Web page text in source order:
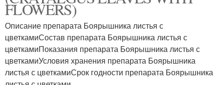
FLOWERS)
Описание препарата Боярышника листья с
цветкамиСостав препарата Боярышника листья с
цветкамиПоказания препарата Боярышника листья с
цветкамиУсловия хранения препарата Боярышника
листья с цветкамиСрок годности препарата Боярышника